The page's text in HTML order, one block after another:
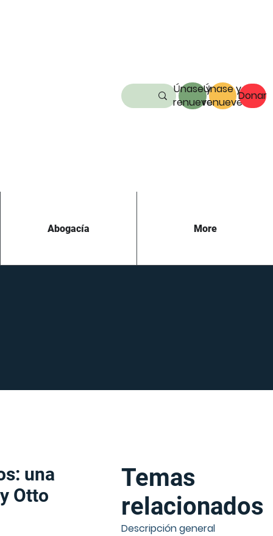
Únase y
renueve
Únase y
renueveDonar
Abogacía More
Temas
relacionados
Descripción general
una
Otto